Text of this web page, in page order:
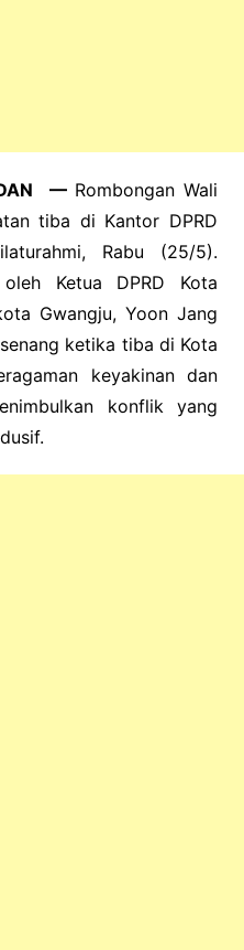
— Rombongan Wali
tiba di Kantor DPRD
Rabu (25/5).
Ketua DPRD Kota
Gwangju, Yoon Jang
ketika tiba di Kota
keyakinan dan
konflik yang